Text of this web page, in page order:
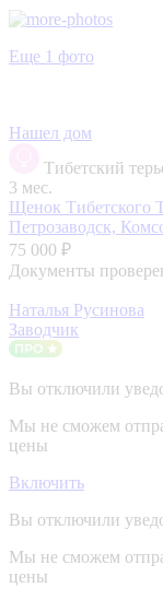
Еще 1 фото
Нашел дом
Тибетский
3 мес.
Щенок Тибетского
Петрозаводск,
75 000 ₽
Документы
Наталья Русинова
Заводчик
Вы отключили
Мы не сможем
цены
Включить
Вы отключили
Мы не сможем
цены